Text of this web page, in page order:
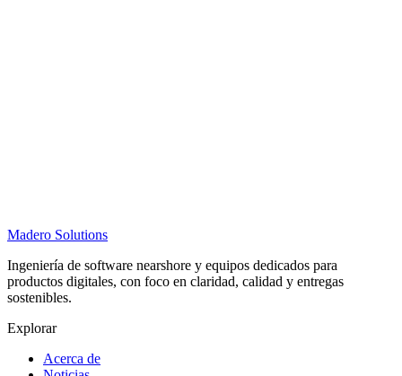
Madero Solutions
Ingeniería de software nearshore y equipos dedicados para
productos digitales, con foco en claridad, calidad y entregas
sostenibles.
Explorar
Acerca de